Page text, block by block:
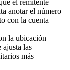
anotar el número
con la cuenta
la ubicación
las
más